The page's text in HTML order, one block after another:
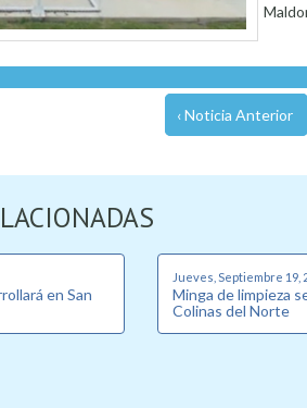
‹ Noticia Anterior
en San
Jueves, Septiembre 19,
Minga de limpieza
Colinas del Norte